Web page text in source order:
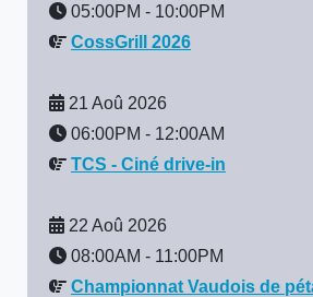
05:00PM - 10:00PM
CossGrill 2026
21 Aoû 2026
06:00PM - 12:00AM
TCS - Ciné drive-in
22 Aoû 2026
08:00AM - 11:00PM
Championnat Vaudois de